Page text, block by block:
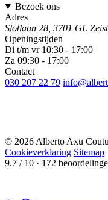
Bezoek ons
Adres
Slotlaan 28, 3701 GL Zeist
Openingstijden
Di t/m vr 10:30 - 17:00
Za 09:30 - 17:00
Contact
030 207 22 79
© 2026 Alberto Axu
Cookieverklaring Sitemap
9,7 / 10 · 172